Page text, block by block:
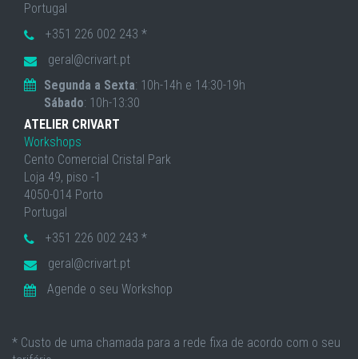
Portugal
+351 226 002 243 *
geral@crivart.pt
Segunda a Sexta: 10h-14h e 14:30-19h
Sábado: 10h-13:30
ATELIER CRIVART
Workshops
Cento Comercial Cristal Park
Loja 49, piso -1
4050-014 Porto
Portugal
+351 226 002 243 *
geral@crivart.pt
Agende o seu Workshop
* Custo de uma chamada para a rede fixa de acordo com o seu